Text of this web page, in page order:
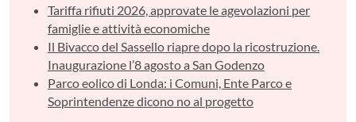
Tariffa rifiuti 2026, approvate le agevolazioni per
famiglie e attività economiche
Il Bivacco del Sassello riapre dopo la ricostruzione.
Inaugurazione l’8 agosto a San Godenzo
Parco eolico di Londa: i Comuni, Ente Parco e
Soprintendenze dicono no al progetto